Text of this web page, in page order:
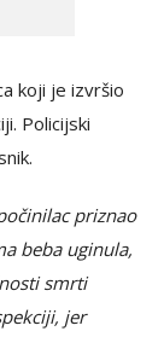
koji je izvršio
Policijski
priznao
beba uginula,
smrti
jer